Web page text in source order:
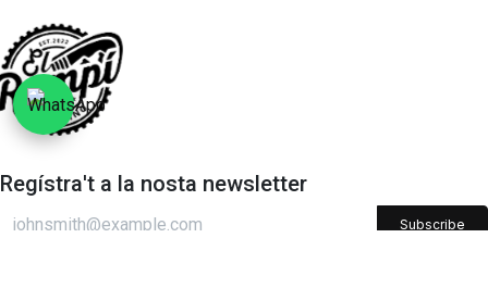
Regístra't a la nosta newsletter
Subscribe